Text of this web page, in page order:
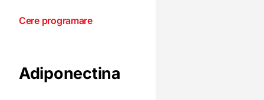
Cere programare
Adiponectina